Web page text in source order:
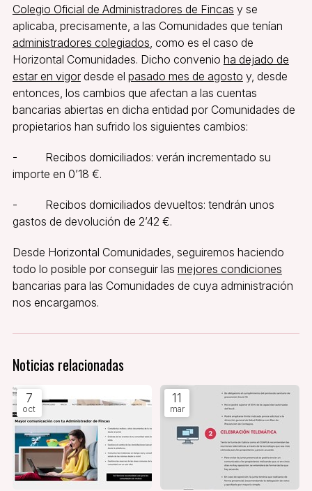
Colegio Oficial de Administradores de Fincas y se
aplicaba, precisamente, a las Comunidades que tenían
administradores colegiados , como es el caso de
Horizontal Comunidades. Dicho convenio ha dejado de
estar en vigordesde el pasado mes de agosto y, desde
entonces, los cambios que afectan a las cuentas
bancarias abiertas en dicha entidad por Comunidades de
propietarios han sufrido los siguientes cambios:
- Recibos domiciliados: verán incrementado su
importe en 0’18 €.
- Recibos domiciliados devueltos: tendrán unos
gastos de devolución de 2’42 €.
Desde Horizontal Comunidades, seguiremos haciendo
todo lo posible por conseguir las mejores condiciones
bancarias para las Comunidades de cuya administración
nos encargamos.
Noticias relacionadas
7
oct
11
mar